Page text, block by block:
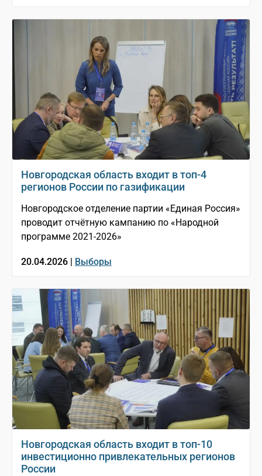
Новгородская область входит в топ-4
регионов России по газификации
Новгородское отделение партии «Единая Россия»
проводит отчётную кампанию по «Народной
программе 2021-2026»
20.04.2026 | Выборы
Новгородская область входит в топ-10
инвестиционно привлекательных регионов
России